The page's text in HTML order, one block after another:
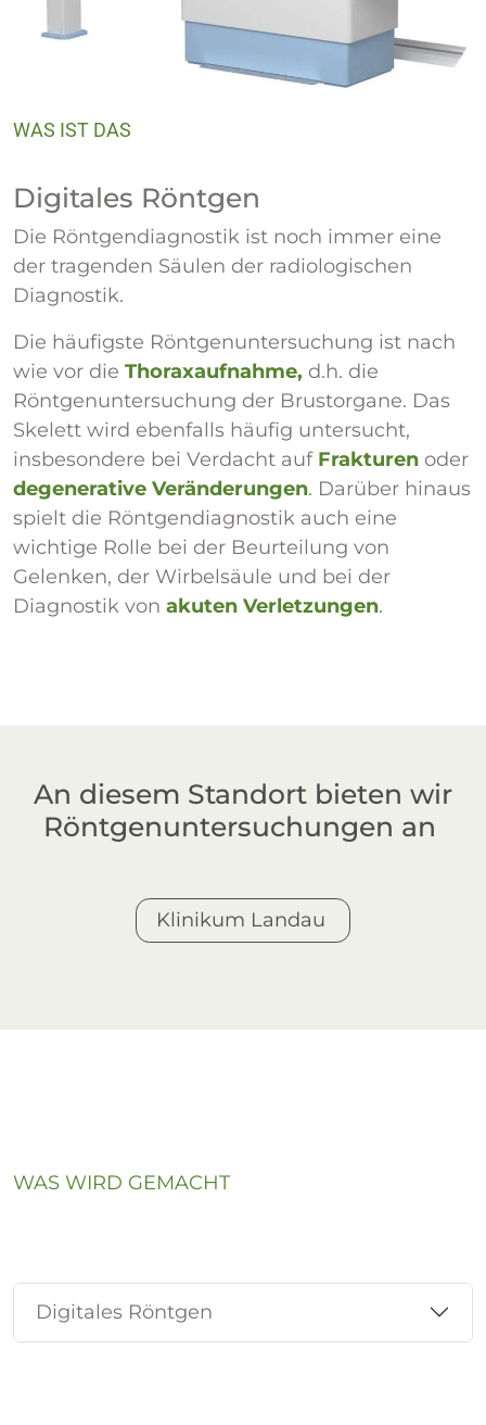
WAS IST DAS
Digitales Röntgen
Die Röntgendiagnostik ist noch immer eine
der tragenden Säulen der radiologischen
Diagnostik.
Die häufigste Röntgenuntersuchung ist nach
wie vor die Thoraxaufnahme, d.h. die
Röntgenuntersuchung der Brustorgane. Das
Skelett wird ebenfalls häufig untersucht,
insbesondere bei Verdacht auf Frakturen oder
degenerative Veränderungen. Darüber hinaus
spielt die Röntgendiagnostik auch eine
wichtige Rolle bei der Beurteilung von
Gelenken, der Wirbelsäule und bei der
Diagnostik von akuten Verletzungen.
An diesem Standort bieten wir
Röntgenuntersuchungen an
Klinikum Landau
WAS WIRD GEMACHT
Digitales Röntgen